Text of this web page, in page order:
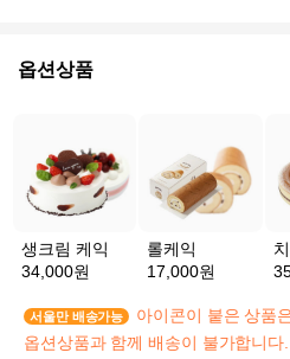
옵션상품
생크림 케익
34,000원
롤케익
17,000원
서울만 배송가능
아이콘이 붙은 상품
옵션상품과 함께 배송이 불가합니다.